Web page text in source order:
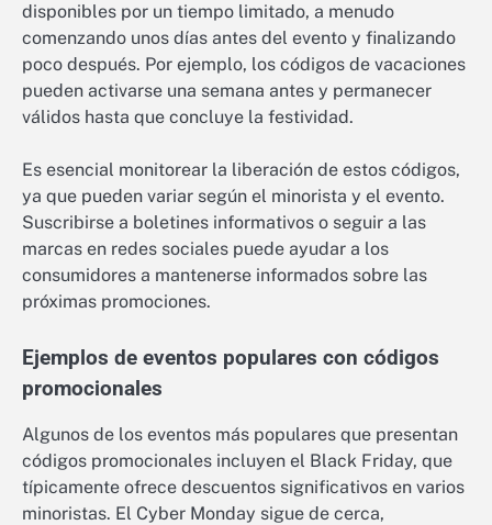
disponibles por un tiempo limitado, a menudo
comenzando unos días antes del evento y finalizando
poco después. Por ejemplo, los códigos de vacaciones
pueden activarse una semana antes y permanecer
válidos hasta que concluye la festividad.
Es esencial monitorear la liberación de estos códigos,
ya que pueden variar según el minorista y el evento.
Suscribirse a boletines informativos o seguir a las
marcas en redes sociales puede ayudar a los
consumidores a mantenerse informados sobre las
próximas promociones.
Ejemplos de eventos populares con códigos
promocionales
Algunos de los eventos más populares que presentan
códigos promocionales incluyen el Black Friday, que
típicamente ofrece descuentos significativos en varios
minoristas. El Cyber Monday sigue de cerca,